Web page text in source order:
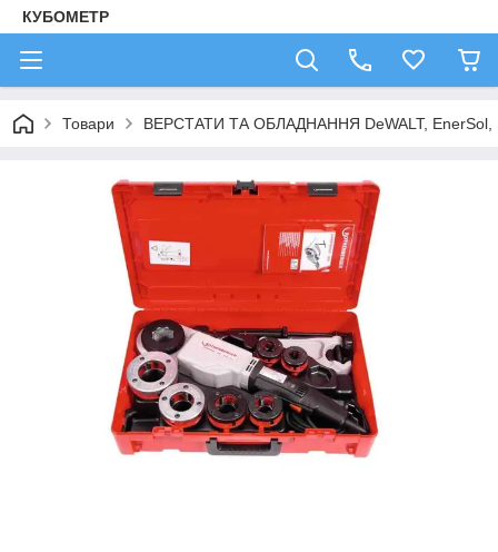
КУБОМЕТР
Товари ВЕРСТАТИ ТА ОБЛАДНАННЯ DeWALT, EnerSol,